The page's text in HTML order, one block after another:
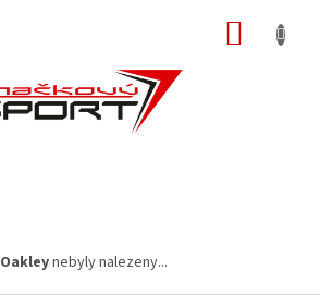
Oakleynebyly nalezeny...